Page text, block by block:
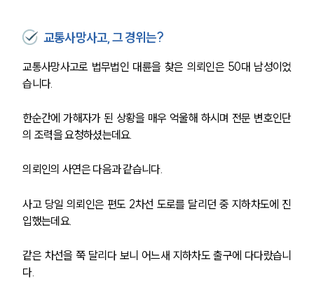
교통사망사고, 그 경위는?
교통사망사고로 법무법인 대륜을 찾은 의뢰인은 50대 남성이었
습니다.
한순간에 가해자가 된 상황을 매우 억울해 하시며 전문 변호인단
의 조력을 요청하셨는데요.
의뢰인의 사연은 다음과 같습니다.
사고 당일 의뢰인은 편도 2차선 도로를 달리던 중 지하차도에 진
입했는데요.
같은 차선을 쭉 달리다 보니 어느새 지하차도 출구에 다다랐습니
다.